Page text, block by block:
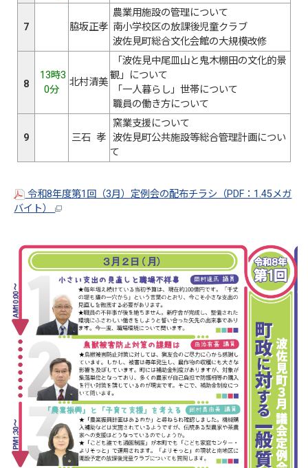
7 脇坂正孝
農業用施設の管理について
南小学校区の放課後児童クラブ
波佐見町総合文化会館の大規模改修
8
13時3
0分
北村清美
「波佐見中尾皿山と鬼木棚田の文化的景
観」について
「一人暮らし」世帯について
職員の働き方について
9 三石 孝
窯業支援について
波佐見町公共施設等総合管理計画につい
て
令和8年度第1回（3月）定例会の配布チラシ（PDF：1.45メガ
バイト）